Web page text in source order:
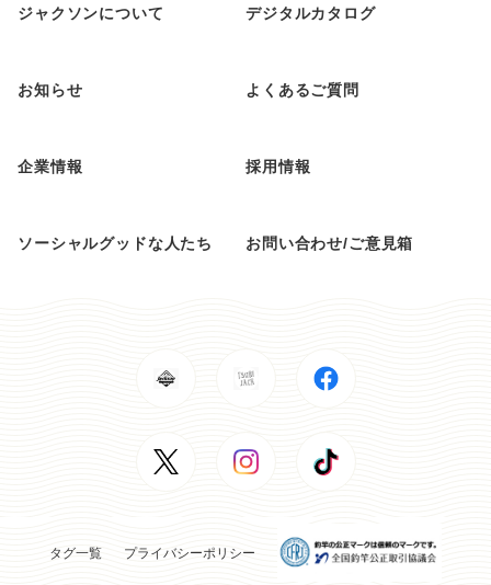
ジャクソンについて デジタルカタログ
お知らせ よくあるご質問
企業情報 採用情報
ソーシャルグッドな人たち お問い合わせ/ご意見箱
タグ一覧 プライバシーポリシー